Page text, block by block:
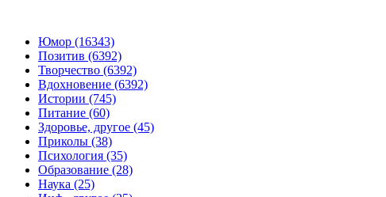
Юмор (16343)
Позитив (6392)
Творчество (6392)
Вдохновение (6392)
Истории (745)
Питание (60)
Здоровье, другое (45)
Приколы (38)
Психология (35)
Образование (28)
Наука (25)